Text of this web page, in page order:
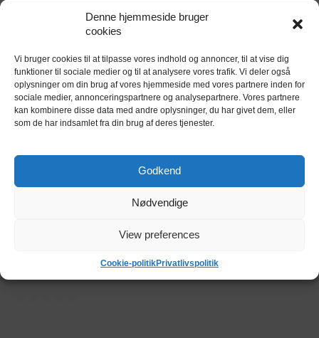
Denne hjemmeside bruger
cookies
Vi bruger cookies til at tilpasse vores indhold og annoncer, til at vise dig
funktioner til sociale medier og til at analysere vores trafik. Vi deler også
oplysninger om din brug af vores hjemmeside med vores partnere inden for
sociale medier, annonceringspartnere og analysepartnere. Vores partnere
kan kombinere disse data med andre oplysninger, du har givet dem, eller
som de har indsamlet fra din brug af deres tjenester.
Godkend
Nødvendige
View preferences
Cookie-politikPrivatlivspolitik
Kundeanmeldelser